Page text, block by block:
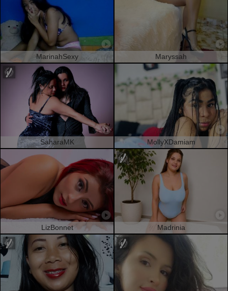
MarinahSexy Maryssah
SaharaMK MollyXDamiam
LizBonnet Madrinia